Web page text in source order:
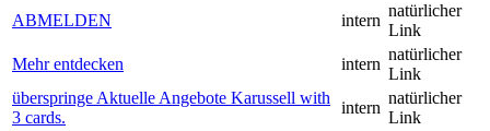
ABMELDEN
intern
natürlicher
Link
Mehr entdecken
intern
natürlicher
Link
überspringe Aktuelle Angebote Karussell with
3 cards.
intern
natürlicher
Link